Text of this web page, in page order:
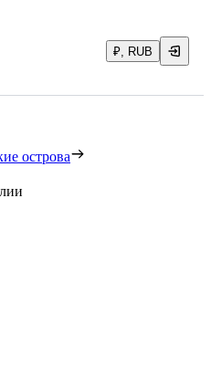
₽, RUB
острова